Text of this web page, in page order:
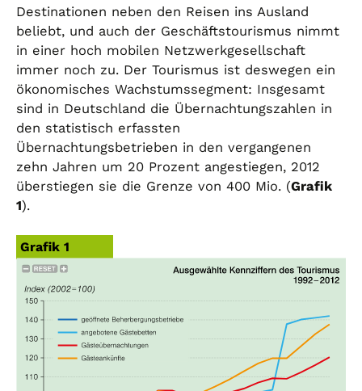
Destinationen neben den Reisen ins Ausland
beliebt, und auch der Geschäftstourismus nimmt
in einer hoch mobilen Netzwerkgesellschaft
immer noch zu. Der Tourismus ist deswegen ein
ökonomisches Wachstumssegment: Insgesamt
sind in Deutschland die Übernachtungszahlen in
den statistisch erfassten
Übernachtungsbetrieben in den vergangenen
zehn Jahren um 20 Prozent angestiegen, 2012
überstiegen sie die Grenze von 400 Mio. (Grafik
1).
Grafik 1